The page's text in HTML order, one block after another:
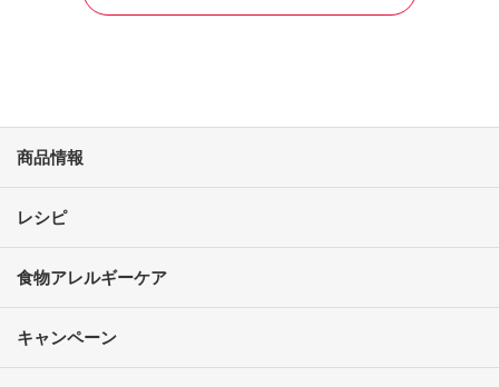
商品情報
レシピ
食物アレルギーケア
キャンペーン